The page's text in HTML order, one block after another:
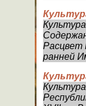
Расцвет
ранней